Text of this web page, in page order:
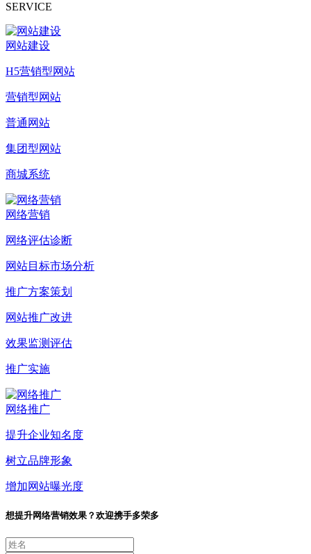
SERVICE
网站建设
H5营销型网站
营销型网站
普通网站
集团型网站
商城系统
网络营销
网络评估诊断
网站目标市场分析
推广方案策划
网站推广改进
效果监测评估
推广实施
网络推广
提升企业知名度
树立品牌形象
增加网站曝光度
想提升网络营销效果？欢迎携手多荣多